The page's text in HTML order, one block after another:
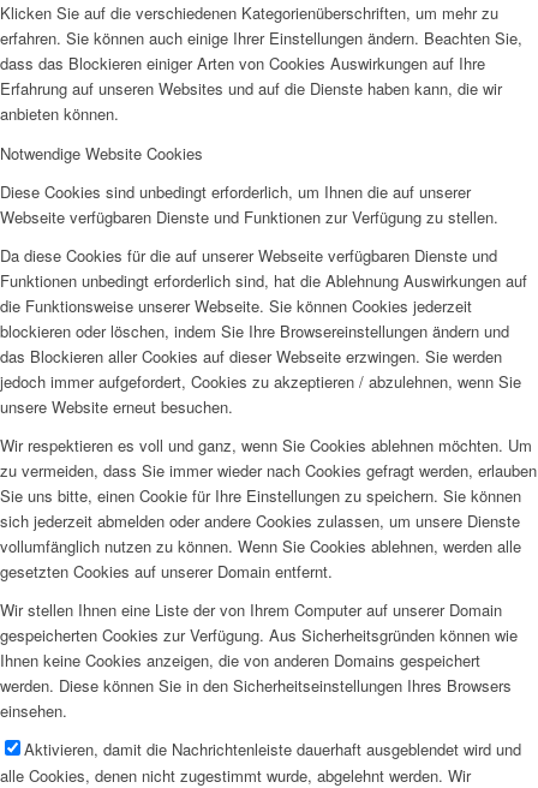
10. JÄNNER
Weiterlesen
9. JÄNNER
Weiterlesen
8. JÄNNER
7. JÄNNER
Weiterlesen
6. JÄNNER
Weiterlesen
5. JÄNNER
Weiterlesen
4. JÄNNER
Weiterlesen
3. JÄNNER
Weiterlesen
2. JÄNNER
1. JÄNNER
Klicken Sie auf die verschiedenen Kategorienüberschriften, um mehr zu
erfahren. Sie können auch einige Ihrer Einstellungen ändern. Beachten Sie,
dass das Blockieren einiger Arten von Cookies Auswirkungen auf Ihre
Erfahrung auf unseren Websites und auf die Dienste haben kann, die wir
anbieten können.
Notwendige Website Cookies
Diese Cookies sind unbedingt erforderlich, um Ihnen die auf unserer
Webseite verfügbaren Dienste und Funktionen zur Verfügung zu stellen.
Da diese Cookies für die auf unserer Webseite verfügbaren Dienste und
Funktionen unbedingt erforderlich sind, hat die Ablehnung Auswirkungen auf
die Funktionsweise unserer Webseite. Sie können Cookies jederzeit
blockieren oder löschen, indem Sie Ihre Browsereinstellungen ändern und
das Blockieren aller Cookies auf dieser Webseite erzwingen. Sie werden
jedoch immer aufgefordert, Cookies zu akzeptieren / abzulehnen, wenn Sie
unsere Website erneut besuchen.
Wir respektieren es voll und ganz, wenn Sie Cookies ablehnen möchten. Um
zu vermeiden, dass Sie immer wieder nach Cookies gefragt werden, erlauben
Sie uns bitte, einen Cookie für Ihre Einstellungen zu speichern. Sie können
sich jederzeit abmelden oder andere Cookies zulassen, um unsere Dienste
vollumfänglich nutzen zu können. Wenn Sie Cookies ablehnen, werden alle
gesetzten Cookies auf unserer Domain entfernt.
Wir stellen Ihnen eine Liste der von Ihrem Computer auf unserer Domain
gespeicherten Cookies zur Verfügung. Aus Sicherheitsgründen können wie
Ihnen keine Cookies anzeigen, die von anderen Domains gespeichert
werden. Diese können Sie in den Sicherheitseinstellungen Ihres Browsers
einsehen.
Aktivieren, damit die Nachrichtenleiste dauerhaft ausgeblendet wird und
alle Cookies, denen nicht zugestimmt wurde, abgelehnt werden. Wir